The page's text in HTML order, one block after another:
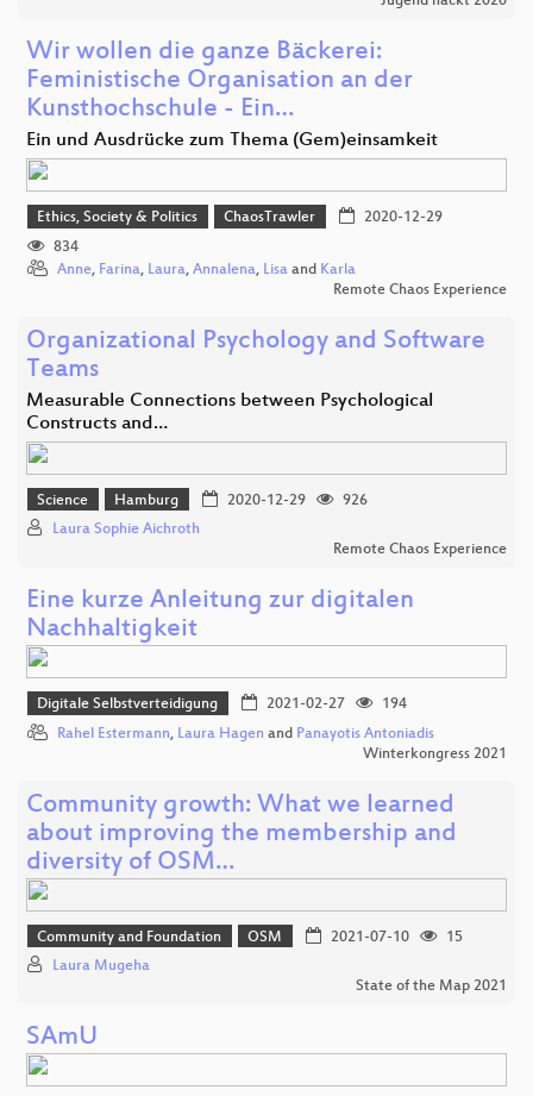
Wir wollen die ganze Bäckerei:
Feministische Organisation an der
Kunsthochschule - Ein…
Ein und Ausdrücke zum Thema (Gem)einsamkeit
Ethics, Society & Politics ChaosTrawler
2020-12-29
834
Anne, Farina, Laura, Annalena, Lisa and Karla
Remote Chaos Experience
Organizational Psychology and Software
Teams
Measurable Connections between Psychological
Constructs and…
Science Hamburg 2020-12-29
926
Laura Sophie Aichroth
Remote Chaos Experience
Eine kurze Anleitung zur digitalen
Nachhaltigkeit
Digitale Selbstverteidigung 2021-02-27
194
Rahel Estermann, Laura Hagen and Panayotis Antoniadis
Winterkongress 2021
Community growth: What we learned
about improving the membership and
diversity of OSM…
Community and Foundation OSM 2021-07-10
15
Laura Mugeha
State of the Map 2021
SAmU